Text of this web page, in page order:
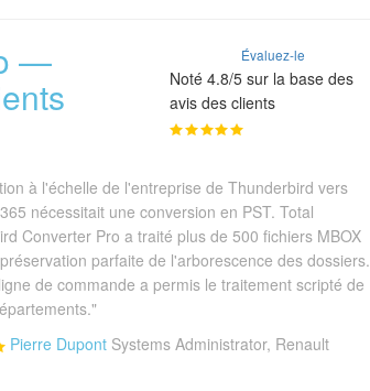
— Évaluez-le
Noté 4.8/5 sur la base des
avis des clients
à l'échelle de l'entreprise de Thunderbird vers
nécessitait une conversion en PST. Total
Converter Pro a traité plus de 500 fichiers MBOX
parfaite de l'arborescence des dossiers.
de commande a permis le traitement scripté de
Pierre Dupont Systems Administrator, Renault